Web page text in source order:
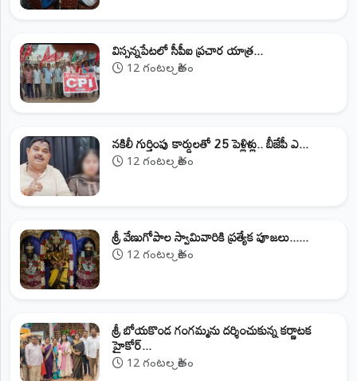
విస్సన్నపేటలో సీపీఐ ప్రచార యాత్ర...
12 గంటల క్రితం
నకిలీ గుర్తింపు కార్డులతో 25 పెళ్లిళ్లు.. బీజేపీ ఎ...
12 గంటల క్రితం
శ్రీ వేణుగోపాల స్వామివారికి ప్రత్యేక పూజలు......
12 గంటల క్రితం
శ్రీ బోయకొండ గంగమ్మను దర్శించుకున్న కర్ణాటక
హైకోర్...
12 గంటల క్రితం